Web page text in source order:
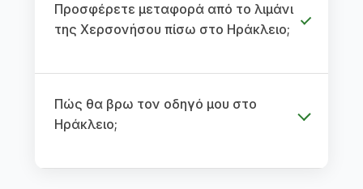
Προσφέρετε μεταφορά από το λιμάνι
της Χερσονήσου πίσω στο Ηράκλειο;
Πώς θα βρω τον οδηγό μου στο
Ηράκλειο;